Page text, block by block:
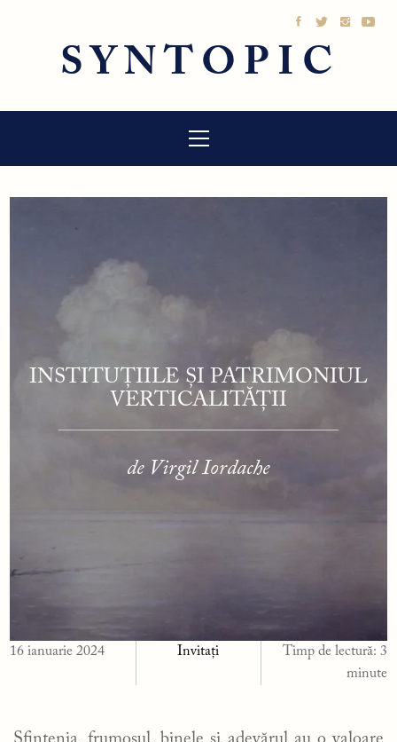
SYNTOPIC
principal
INSTITUȚIILE ȘI PATRIMONIUL
VERTICALITĂȚII
de Virgil Iordache
16 ianuarie 2024 Invitați Timp de lectură: 3
minute